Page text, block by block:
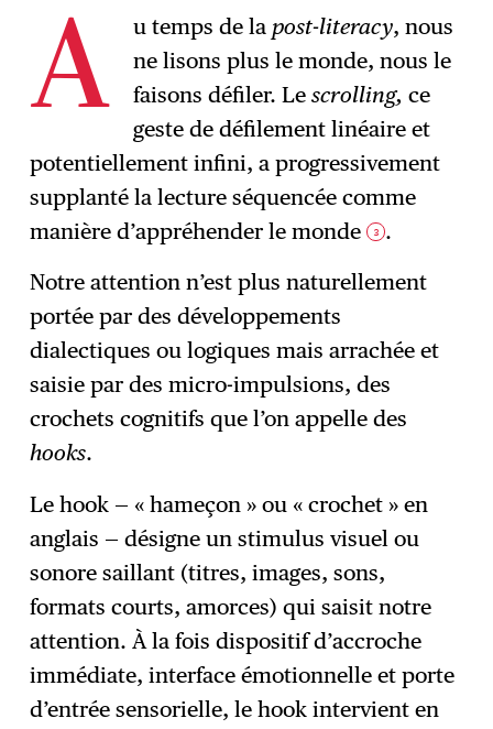
A u temps de la post-literacy, nous
ne lisons plus le monde, nous le
faisons défiler. Lescrolling, ce
geste de défilement linéaire et
potentiellement infini, a progressivement
supplanté la lecture séquencée comme
manière d’appréhender le monde 3 .
Notre attention n’est plus naturellement
portée par des développements
dialectiques ou logiques mais arrachée et
saisie par des micro-impulsions, des
crochets cognitifs que l’on appelle des
hooks.
Le hook — « hameçon » ou « crochet » en
anglais — désigne un stimulus visuel ou
sonore saillant (titres, images, sons,
formats courts, amorces) qui saisit notre
attention. À la fois dispositif d’accroche
immédiate, interface émotionnelle et porte
d’entrée sensorielle, le hook intervient en